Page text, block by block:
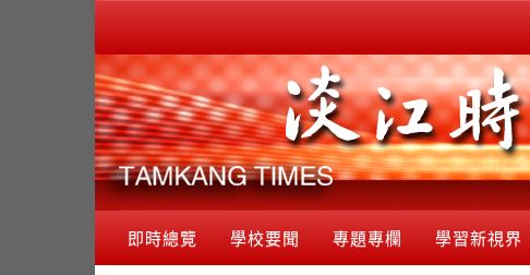
即時總覽 學校要聞 專題專欄 學習新視界